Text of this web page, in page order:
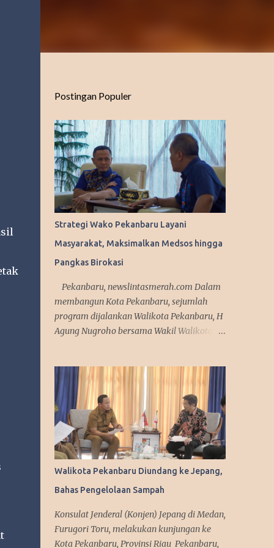
Postingan Populer
Strategi Wako Pekanbaru Layani
Masyarakat, Maksimalkan Medsos hingga
Pangkas Birokasi
Pekanbaru, newslintasmerah.com Dalam
membangun Kota Pekanbaru, sejumlah
program dijalankan Walikota Pekanbaru, H
Agung Nugroho bersama Wakil Walikota, H
informasi, meningkatkan pelayanan publik
dengan aplikasi mobile. Sejumlah program
ini telah dicanangkannya saat kampanye.
"Kita sedang mempersiapkan aplikasi yang
bisa diakses masyarakat. Jadi segala urusan
cukup diakses menggunakan smartphone
saja, missal penerbitan KTP dan
adiministrasi kependudukan lainnya," urai
Agung. Srategi dalam memanfaatkan media
membantu dalam menyampaikan
informasi dan kebijakan kepada publik
Walikota Pekanbaru Diundang ke Jepang,
Bahas Pengelolaan Sampah
Konsulat Jenderal (Konjen) Jepang di Medan,
Furugori Toru, melakukan kunjungan ke
Kota Pekanbaru, Provinsi Riau Pekanbaru,